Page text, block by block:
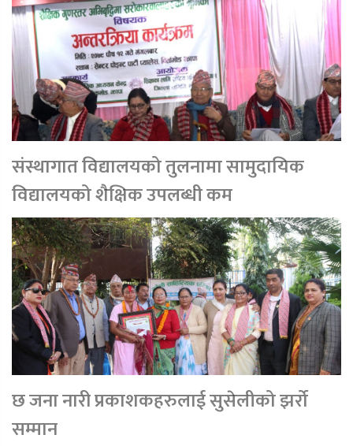
संस्थागात विद्यालयको तुलनामा सामुदायिक
विद्यालयको शैक्षिक उपलब्धी कम
छ जना नारी प्रकाशकहरुलाई सुसेलीको झर्रो
सम्मान